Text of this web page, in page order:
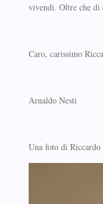
vivendi. Oltre che di
Caro, carissimo
Arnaldo Nesti
Una foto di Riccardo